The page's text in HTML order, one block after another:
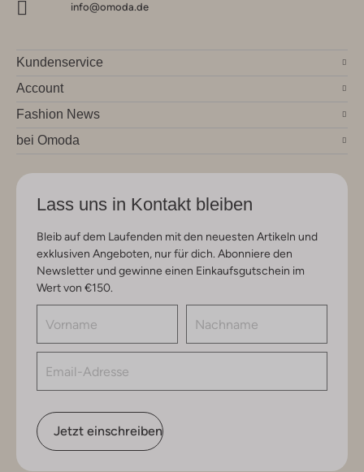
info@omoda.de
Kundenservice
Account
Fashion News
bei Omoda
Lass uns in Kontakt bleiben
Bleib auf dem Laufenden mit den neuesten Artikeln und
exklusiven Angeboten, nur für dich. Abonniere den
Newsletter und gewinne einen Einkaufsgutschein im
Wert von €150.
Jetzt einschreiben